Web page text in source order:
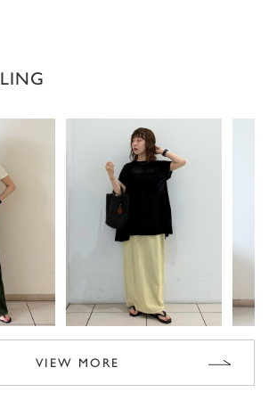
VIEW MORE